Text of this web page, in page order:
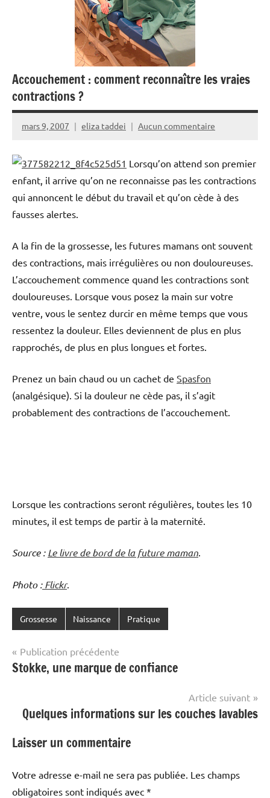
Accouchement : comment reconnaître les vraies
contractions ?
mars 9, 2007 eliza taddei Aucun commentaire
Lorsqu’on attend son premier
enfant, il arrive qu’on ne reconnaisse pas les contractions
qui annoncent le début du travail et qu’on cède à des
fausses alertes.
A la fin de la grossesse, les futures mamans ont souvent
des contractions, mais irrégulières ou non douloureuses.
L’accouchement commence quand les contractions sont
douloureuses. Lorsque vous posez la main sur votre
ventre, vous le sentez durcir en même temps que vous
ressentez la douleur. Elles deviennent de plus en plus
rapprochés, de plus en plus longues et fortes.
Prenez un bain chaud ou un cachet de Spasfon
(analgésique). Si la douleur ne cède pas, il s’agit
probablement des contractions de l’accouchement.
Lorsque les contractions seront régulières, toutes les 10
minutes, il est temps de partir à la maternité.
Source :Le livre de bord de la future maman
Photo :Flickr.
Grossesse Naissance Pratique
Navigation
de
Publication précédente
Stokke, une marque de confiance
Article suivant
Quelques informations sur les couches lavables
Laisser un commentaire
Votre adresse e-mail ne sera pas publiée. Les champs
obligatoires sont indiqués avec *